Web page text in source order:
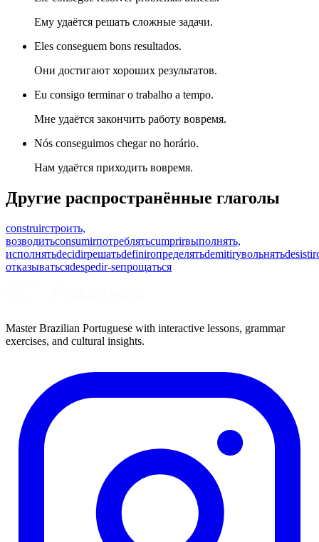
Ему удаётся решать сложные задачи.
Eles conseguem bons resultados.
Они достигают хороших результатов.
Eu consigo terminar o trabalho a tempo.
Мне удаётся закончить работу вовремя.
Nós conseguimos chegar no horário.
Нам удаётся приходить вовремя.
Другие распространённые глаголы
construirстроить,
возводитьconsumirпотреблятьcumprirвыполнять,
исполнятьdecidirрешатьdefinirопределятьdemitirувольнятьdesistir
отказыватьсяdespedir-seпрощаться
Master Brazilian Portuguese with interactive lessons, grammar
exercises, and cultural insights.